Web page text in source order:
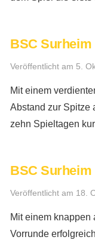
BSC
Veröffentlicht am 5.
Mit einem
Abstand zur Spitze
zehn Spieltagen
BSC
Veröffentlicht am 18.
Mit einem knappen
Vorrunde